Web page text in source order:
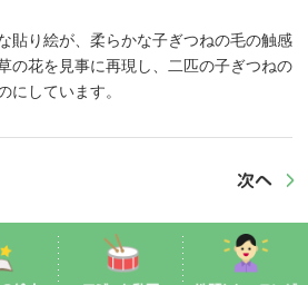
貼り絵が、柔らかな子ぎつねの毛の触感
の花を見事に再現し、二匹の子ぎつねの
にしています。
次へ